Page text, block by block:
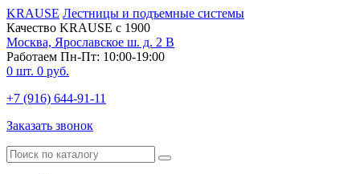
KRAUSE Лестницы и подъемные системы
Качество KRAUSE с 1900
Москва, Ярославское ш. д. 2 В
Работаем Пн-Пт: 10:00-19:00
0 шт. 0 руб.
+7 (916) 644-91-11
Заказать звонок